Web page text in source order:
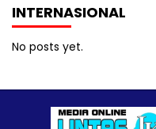
INTERNASIONAL
No posts yet.